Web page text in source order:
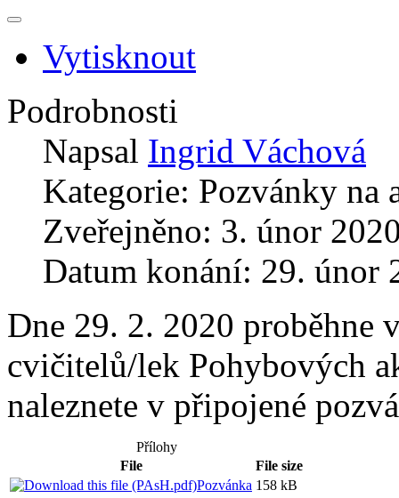
Vytisknout
Podrobnosti
Napsal Ingrid Váchová
Kategorie: Pozvánky na
Zveřejněno: 3. únor
Datum konání: 29. únor
Dne 29. 2. 2020 proběhne
cvičitelů/lek Pohybových
naleznete v připojené
Přílohy
File
File size
Pozvánka 158 kB